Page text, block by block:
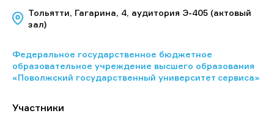
Тольятти, Гагарина, 4, аудитория Э-405 (актовый
зал)
Федеральное государственное бюджетное
образовательное учреждение высшего образования
«Поволжский государственный университет сервиса»
Участники